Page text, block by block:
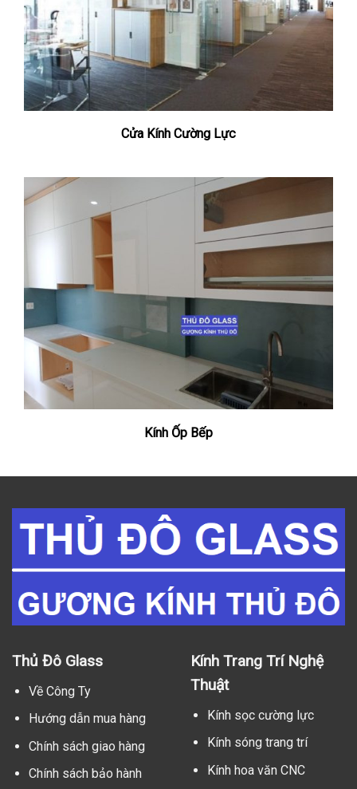
Cửa Kính Cường Lực
Kính Ốp Bếp
Thủ Đô Glass
Về Công Ty
Hướng dẫn mua hàng
Chính sách giao hàng
Chính sách bảo hành
Kính Trang Trí Nghệ
Thuật
Kính sọc cường lực
Kính sóng trang trí
Kính hoa văn CNC